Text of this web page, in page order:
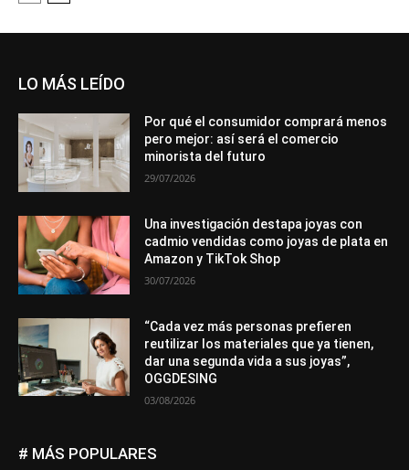
LO MÁS LEÍDO
Por qué el consumidor comprará menos
pero mejor: así será el comercio
minorista del futuro
29/07/2026
Una investigación destapa joyas con
cadmio vendidas como joyas de plata en
Amazon y TikTok Shop
30/07/2026
“Cada vez más personas prefieren
reutilizar los materiales que ya tienen,
dar una segunda vida a sus joyas”,
OGGDESING
03/08/2026
# MÁS POPULARES